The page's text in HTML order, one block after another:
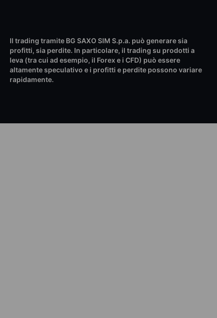
Il trading tramite BG SAXO SIM S.p.a. può generare sia
profitti, sia perdite. In particolare, il trading su prodotti a
leva (tra cui ad esempio, il Forex e i CFD) può essere
altamente speculativo e i profitti e perdite possono variare
rapidamente.